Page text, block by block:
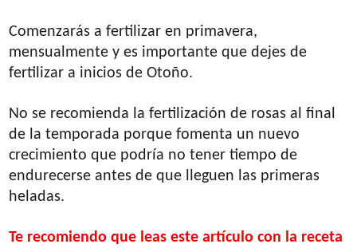
Comenzarás a fertilizar en primavera,
mensualmente y es importante que dejes de
fertilizar a inicios de Otoño.
No se recomienda la fertilización de rosas al final
de la temporada porque fomenta un nuevo
crecimiento que podría no tener tiempo de
endurecerse antes de que lleguen las primeras
heladas.
Te recomiendo que leas este artículo con la receta